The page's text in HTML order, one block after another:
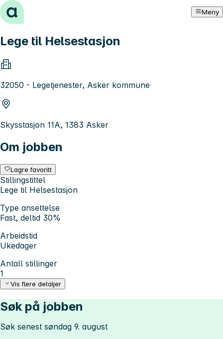
Hopp til innhold Meny
Lege til Helsestasjon
32050 - Legetjenester, Asker kommune
Skysstasjon 11A, 1383 Asker
Om jobben
Lagre favoritt
Stillingstittel
Lege til Helsestasjon
Type ansettelse
Fast, deltid 30%
Arbeidstid
Ukedager
Antall stillinger
1
Vis flere detaljer
Søk på jobben
Søk senest søndag 9. august